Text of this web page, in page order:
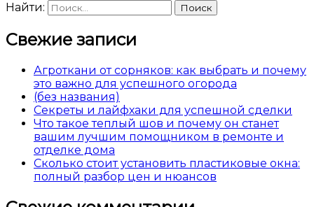
Найти:
Свежие записи
Агроткани от сорняков: как выбрать и почему
это важно для успешного огорода
(без названия)
Секреты и лайфхаки для успешной сделки
Что такое теплый шов и почему он станет
вашим лучшим помощником в ремонте и
отделке дома
Сколько стоит установить пластиковые окна:
полный разбор цен и нюансов